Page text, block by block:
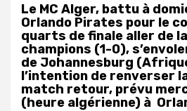
Le MC Alger, battu à
Orlando Pirates pour le
quarts de finale aller de
champions (1-0),
de Johannesburg
l’intention de renverser
match retour, prévu
(heure algérienne) à